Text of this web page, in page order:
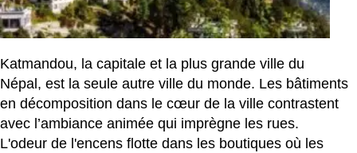
Katmandou, la capitale et la plus grande ville du
Népal, est la seule autre ville du monde. Les bâtiments
en décomposition dans le cœur de la ville contrastent
avec l’ambiance animée qui imprègne les rues.
L'odeur de l'encens flotte dans les boutiques où les